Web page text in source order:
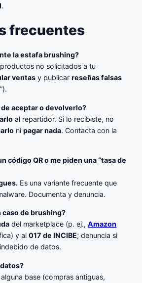
.
frecuentes
la estafa brushing?
no solicitados a tu
ventas y publicarreseñas falsas
aceptar o devolverlo?
al repartidor. Si lo recibiste, no
nipagar nada. Contacta con la
código QR o me piden una “tasa de
Es una variante frecuente que
Documenta y denuncia.
de brushing?
del marketplace (p. ej.,Amazon
y al017 de INCIBE; denuncia si
de datos.
base (compras antiguas,